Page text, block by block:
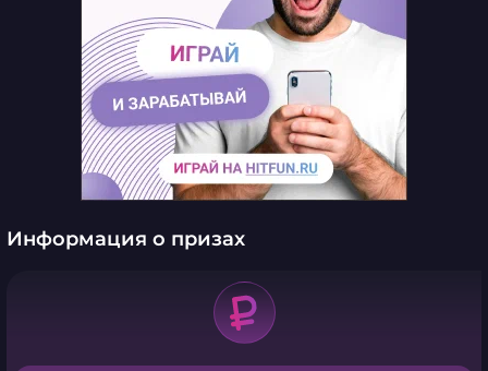
Информация о призах